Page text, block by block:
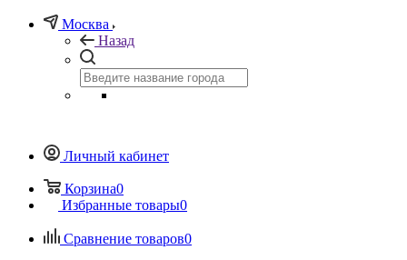
Москва
Назад
Личный кабинет
Корзина0
Избранные товары0
Сравнение товаров0